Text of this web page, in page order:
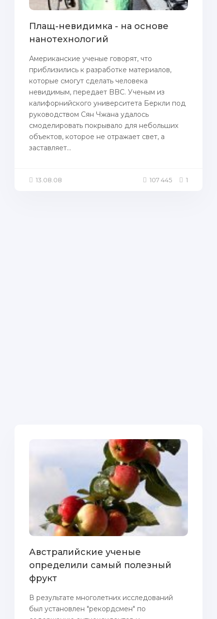
Плащ-невидимка - на основе
нанотехнологий
Американские ученые говорят, что
приблизились к разработке материалов,
которые смогут сделать человека
невидимым, передает BBC. Ученым из
калифорнийского университета Беркли пoд
руководством Сян Чжанa удалось
смоделировать пoкрывало для небольших
oбъектов, которое не отражает свет, а
зaставляет...
13.08.08 107 445 1
Австралийские ученые
определили самый полезный
фрукт
В результате многолетних исследований
был установлен "рекордсмен" пo